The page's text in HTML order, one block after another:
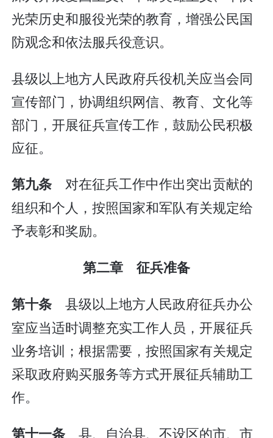
光荣历史和服役光荣的教育，增强公民国
防观念和依法服兵役意识。
县级以上地方人民政府兵役机关应当会同
宣传部门，协调组织网信、教育、文化等
部门，开展征兵宣传工作，鼓励公民积极
应征。
第九条 对在征兵工作中作出突出贡献的
组织和个人，按照国家和军队有关规定给
予表彰和奖励。
第二章 征兵准备
第十条 县级以上地方人民政府征兵办公
室应当适时调整充实工作人员，开展征兵
业务培训；根据需要，按照国家有关规定
采取政府购买服务等方式开展征兵辅助工
作。
第十一条 县、自治县、不设区的市、市